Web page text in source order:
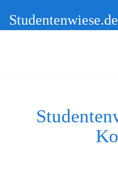
Studentenwiese.de